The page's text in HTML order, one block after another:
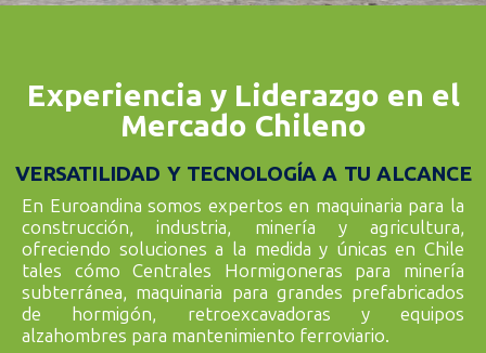
Experiencia y Liderazgo en el
Mercado Chileno
VERSATILIDAD Y TECNOLOGÍA A TU ALCANCE
En Euroandina somos expertos en maquinaria para la
construcción, industria, minería y agricultura,
ofreciendo soluciones a la medida y únicas en Chile
tales cómo Centrales Hormigoneras para minería
subterránea, maquinaria para grandes prefabricados
de hormigón, retroexcavadoras y equipos
alzahombres para mantenimiento ferroviario.